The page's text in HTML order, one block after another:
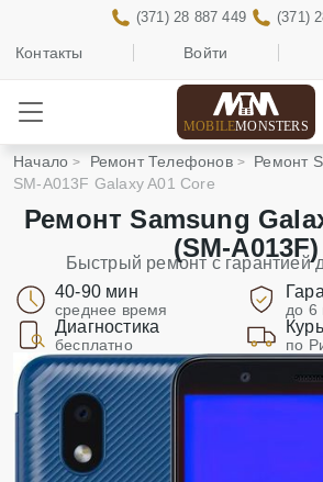
Контакты Войти
(371) 28 887 449 (371)
MOBILEMONSTERS
Начало Ремонт Телефонов Ремонт
SM-A013F Galaxy A01 Core
Ремонт Samsung
(SM-A013F)
Быстрый ремонт с гарантией
40-90 мин
среднее время до 6
Диагностика
бесплатно по